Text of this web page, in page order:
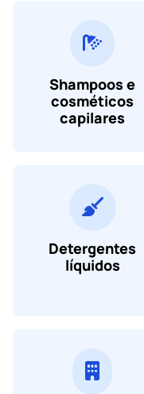
Shampoos e
cosméticos
capilares
Detergentes
líquidos